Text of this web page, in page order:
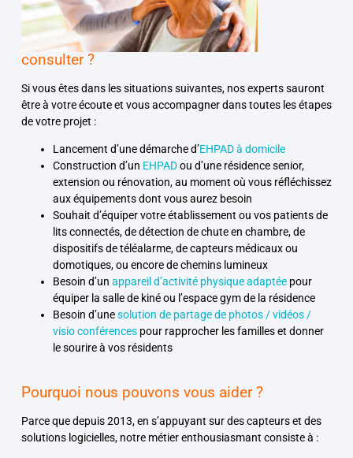
consulter ?
Si vous êtes dans les situations suivantes, nos experts sauront
être à votre écoute et vous accompagner dans toutes les étapes
de votre projet :
Lancement d’une démarche d’EHPAD à domicile
Construction d’un EHPADou d’une résidence senior,
extension ou rénovation, au moment où vous réfléchissez
aux équipements dont vous aurez besoin
Souhait d’équiper votre établissement ou vos patients de
lits connectés, de détection de chute en chambre, de
dispositifs de téléalarme, de capteurs médicaux ou
domotiques, ou encore de chemins lumineux
Besoin d’un appareil d’activité physique adaptéepour
équiper la salle de kiné ou l’espace gym de la résidence
Besoin d’unesolution de partage de photos / vidéos /
visio conférencespour rapprocher les familles et donner
le sourire à vos résidents
Pourquoi nous pouvons vous aider ?
Parce que depuis 2013, en s’appuyant sur des capteurs et des
solutions logicielles, notre métier enthousiasmant consiste à :